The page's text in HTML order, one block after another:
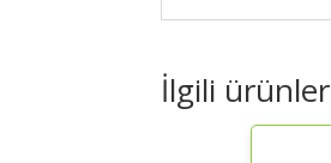
İlgili ürünler